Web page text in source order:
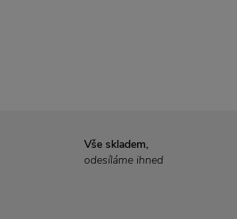
Vše skladem,
odesíláme ihned